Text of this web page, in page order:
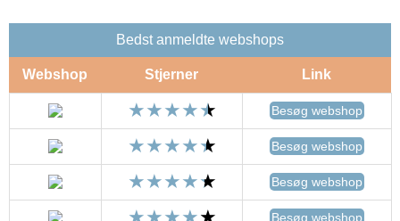
Bedst anmeldte webshops
Webshop Stjerner Link
Besøg webshop
Besøg webshop
Besøg webshop
Besøg webshop